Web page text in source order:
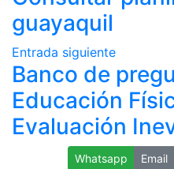
guayaquil
Entrada siguiente
Banco de
Educación
Evaluación
Whatsapp Email